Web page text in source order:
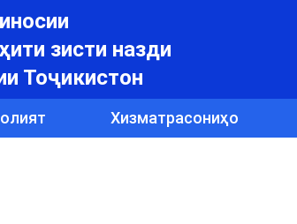
зисти назди
Тоҷикистон
Хизматрасониҳо